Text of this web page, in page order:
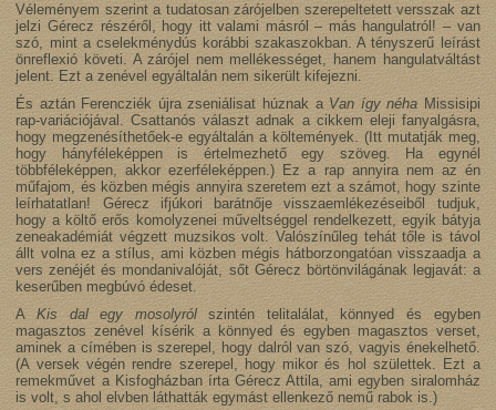
Véleményem szerint a tudatosan zárójelben szerepeltetett versszak azt
jelzi Gérecz részéről, hogy itt valami másról – más hangulatról! – van
szó, mint a cselekménydús korábbi szakaszokban. A tényszerű leírást
önreflexió követi. A zárójel nem mellékességet, hanem hangulatváltást
jelent. Ezt a zenével egyáltalán nem sikerült kifejezni.
És aztán Ferencziék újra zseniálisat húznak aVan így néha Missisipi
rap-variációjával. Csattanós választ adnak a cikkem eleji fanyalgásra,
hogy megzenésíthetőek-e egyáltalán a költemények. (Itt mutatják meg,
hogy hányféleképpen is értelmezhető egy szöveg. Ha egynél
többféleképpen, akkor ezerféleképpen.) Ez a rap annyira nem az én
műfajom, és közben mégis annyira szeretem ezt a számot, hogy szinte
leírhatatlan! Gérecz ifjúkori barátnője visszaemlékezéseiből tudjuk,
hogy a költő erős komolyzenei műveltséggel rendelkezett, egyik bátyja
zeneakadémiát végzett muzsikos volt. Valószínűleg tehát tőle is távol
állt volna ez a stílus, ami közben mégis hátborzongatóan visszaadja a
vers zenéjét és mondanivalóját, sőt Gérecz börtönvilágának legjavát: a
keserűben megbúvó édeset.
AKis dal egy mosolyrólszintén telitalálat, könnyed és egyben
magasztos zenével kísérik a könnyed és egyben magasztos verset,
aminek a címében is szerepel, hogy dalról van szó, vagyis énekelhető.
(A versek végén rendre szerepel, hogy mikor és hol születtek. Ezt a
remekművet a Kisfogházban írta Gérecz Attila, ami egyben siralomház
is volt, s ahol elvben láthatták egymást ellenkező nemű rabok is.)